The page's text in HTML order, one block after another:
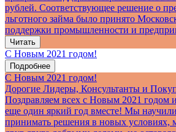
рублей. Соответствующее решение о
льготного займа было принято
поддержки промышленности и
Читать
С Новым 2021 годом!
Подробнее
С Новым 2021 годом!
Дорогие Лидеры, Консультанты и
Поздравляем всех с Новым 2021 годом
еще один яркий год вместе! Мы
принимать решения в новых условиях,